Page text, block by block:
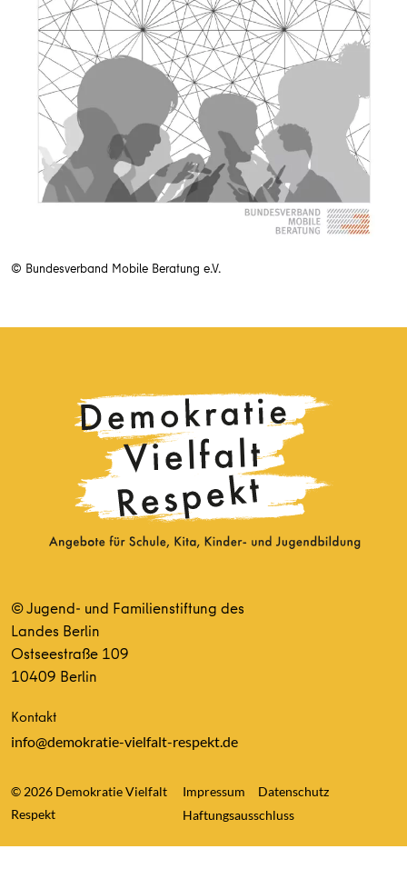
© Bundesverband Mobile Beratung e.V.
© Jugend- und Familienstiftung des
Landes Berlin
Ostseestraße 109
10409 Berlin
Kontakt
info@demokratie-vielfalt-respekt.de
© 2026 Demokratie Vielfalt
Respekt
Impressum
Datenschutz
Haftungsausschluss